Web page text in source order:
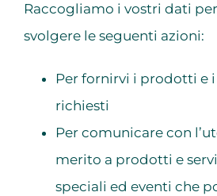
Raccogliamo i vostri dati
svolgere le seguenti azioni:
Per fornirvi i prodotti e i
richiesti
Per comunicare con
merito a prodotti e
speciali ed eventi che